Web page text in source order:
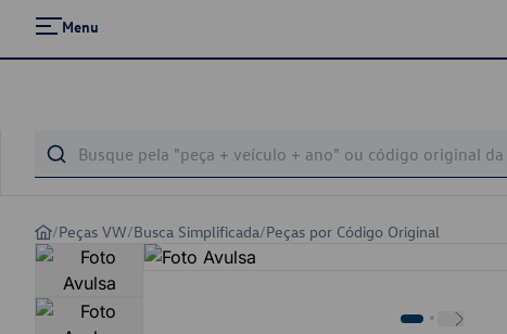
Menu
/Peças VW/Busca Simplificada/Peças por Código Original